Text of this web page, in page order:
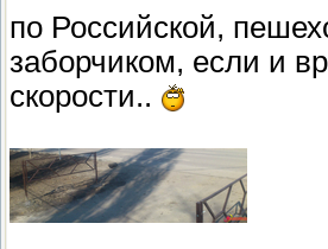
по Российской,
заборчиком, если и
скорости..